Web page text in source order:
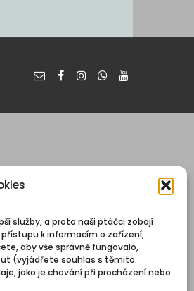
služby, a proto naši ptáčci zobají
k informacím o zařízení,
aby vše správně fungovalo,
(vyjádřete souhlas s těmito
jako je chování při procházení nebo